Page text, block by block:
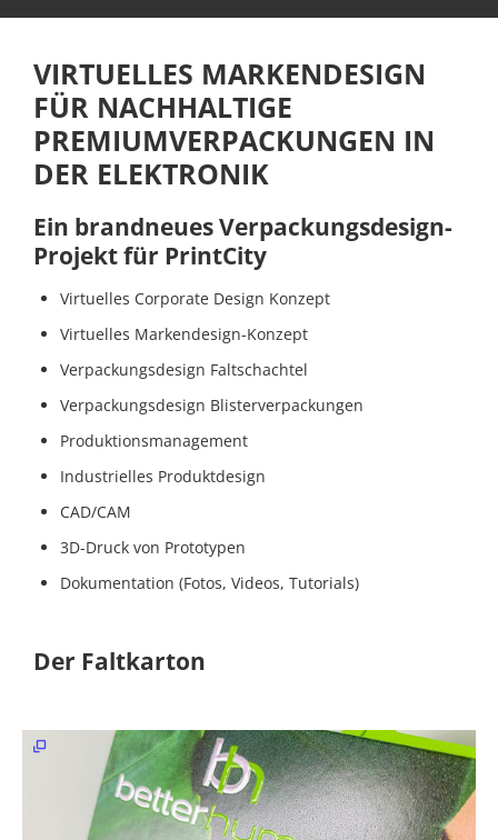
&
Web
Development
Content
Media
Production
Marketing
&
Newslettermarketing
Portfolio
Tutorials
VIRTUELLES MARKENDESIGN
FÜR NACHHALTIGE
PREMIUMVERPACKUNGEN IN
DER ELEKTRONIK
Ein brandneues Verpackungsdesign-
Projekt für PrintCity
Virtuelles Corporate Design Konzept
Virtuelles Markendesign-Konzept
Verpackungsdesign Faltschachtel
Verpackungsdesign Blisterverpackungen
Produktionsmanagement
Industrielles Produktdesign
CAD/CAM
3D-Druck von Prototypen
Dokumentation (Fotos, Videos, Tutorials)
Der Faltkarton